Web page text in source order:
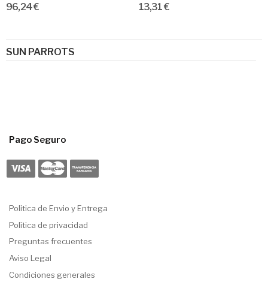
SUN PARROTS
96,24 € 13,31 €
Pago Seguro
Politica de Envio y Entrega
Política de privacidad
Preguntas frecuentes
Aviso Legal
Condiciones generales